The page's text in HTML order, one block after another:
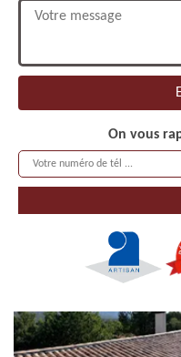
On vous